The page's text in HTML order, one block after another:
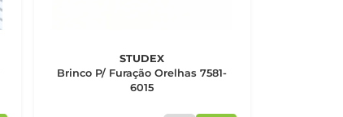
STUDEX
Brinco P/ Furação Orelhas 7581-
6015